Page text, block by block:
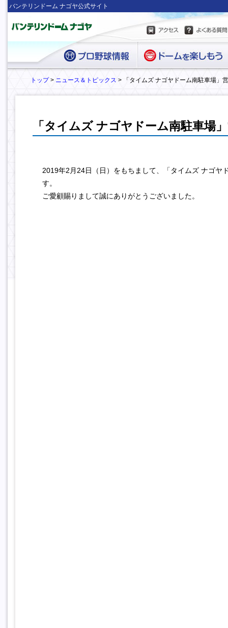
バンテリンドーム ナゴヤ公式サイト
トップ> ニュース＆トピックス > 「タイムズ ナゴヤドーム南駐車場」
「タイムズ ナゴヤドーム南駐車場
2019年2月24日（日）をもちまして、「タイムズ ナゴヤ
す。
ご愛顧賜りまして誠にありがとうございました。